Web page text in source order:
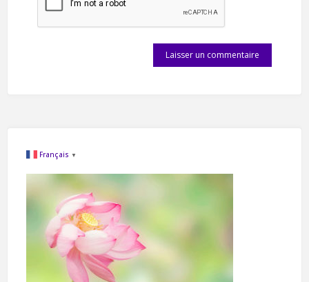
Français ▼